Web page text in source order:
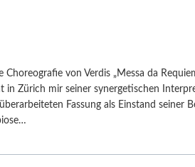
von Verdis „Messa da
in Zürich mir seiner synergetischen
Fassung als Einstand seiner